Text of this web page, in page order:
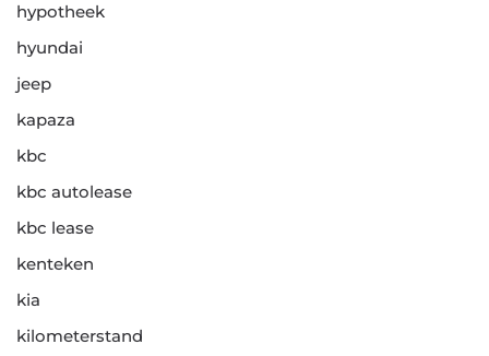
hypotheek
hyundai
jeep
kapaza
kbc
kbc autolease
kbc lease
kenteken
kia
kilometerstand